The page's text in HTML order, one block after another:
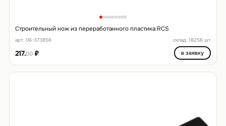
Строительный нож из переработанного пластика RCS
арт. 06-373856 склад: 18256 шт
217.00₽ в заявку